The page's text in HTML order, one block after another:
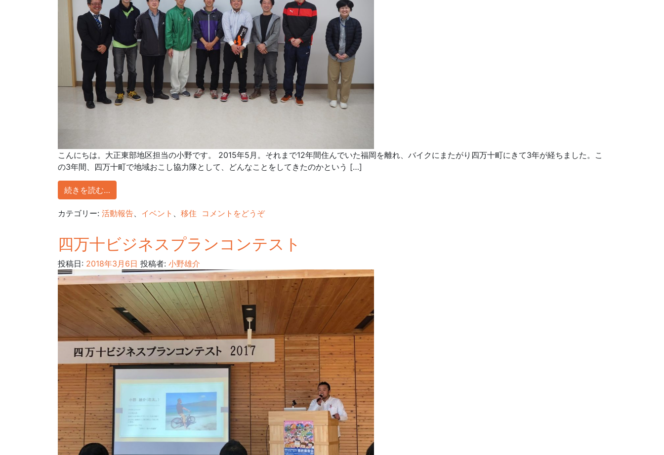
こんにちは。大正東部地区担当の小野です。 2015年5月。それまで12年間住んでいた福岡を離れ、バイクにまたがり四万十町にきて3年が経ちました。こ
の3年間、四万十町で地域おこし協力隊として、どんなことをしてきたのかという […]
続きを読む…
カテゴリー: 活動報告 イベント 移住 コメントをどうぞ
四万十ビジネスプランコンテスト
投稿日: 2018年3月6日 投稿者: 小野雄介